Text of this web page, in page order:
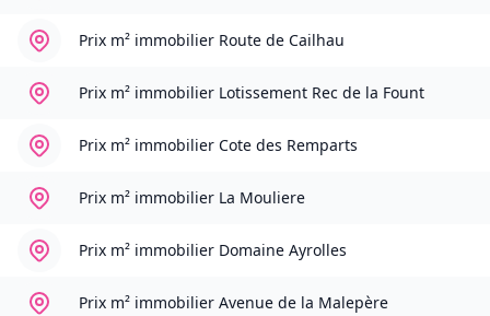
Prix m² immobilier Route de Cailhau
Prix m² immobilier Lotissement Rec de la Fount
Prix m² immobilier Cote des Remparts
Prix m² immobilier La Mouliere
Prix m² immobilier Domaine Ayrolles
Prix m² immobilier Avenue de la Malepère